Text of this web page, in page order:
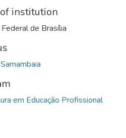
institution
de Brasília
em Educação Profissional